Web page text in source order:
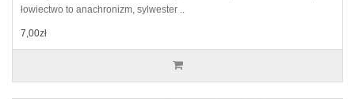
łowiectwo to anachronizm, sylwester ..
7,00zł